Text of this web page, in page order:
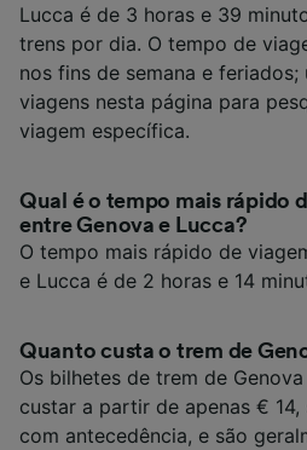
Lucca é de 3 horas e 39
trens por dia. O tempo de
nos fins de semana e
viagens nesta página para
viagem específica.
Qual é o tempo mais rápido
entre Genova e Lucca?
O tempo mais rápido de
e Lucca é de 2 horas e 14
Quanto custa o trem de
Os bilhetes de trem de
custar a partir de apenas €
com antecedência, e são